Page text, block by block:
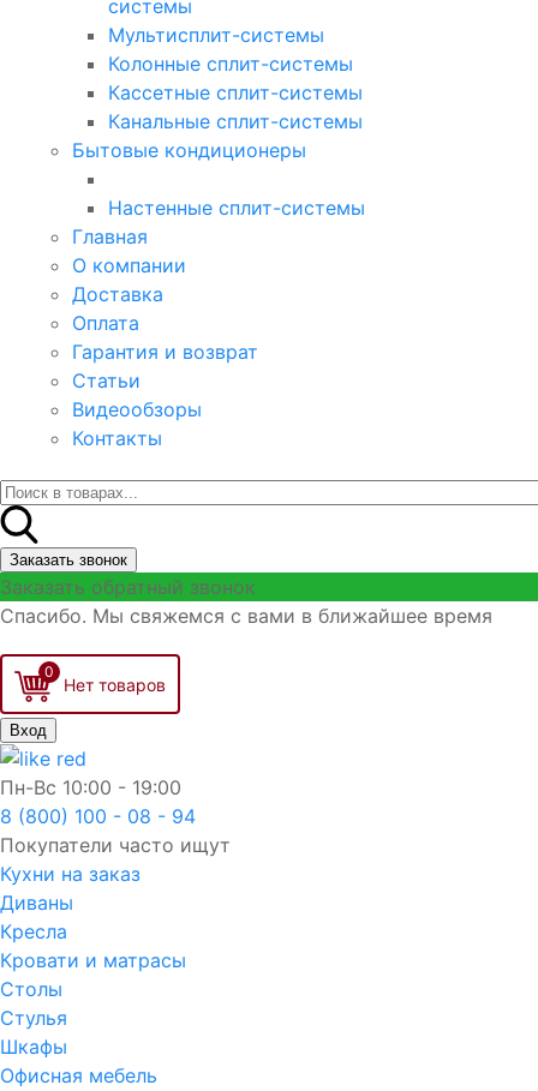
системы
Мультисплит-системы
Колонные сплит-системы
Кассетные сплит-системы
Канальные сплит-системы
Бытовые кондиционеры
Настенные сплит-системы
Главная
О компании
Доставка
Оплата
Гарантия и возврат
Статьи
Видеообзоры
Контакты
Заказать звонок
Заказать обратный звонок
Спасибо. Мы свяжемся с вами в ближайшее время
0
Вход
Пн-Вс 10:00 - 19:00
8 (800) 100 - 08 - 94
Покупатели часто ищут
Кухни на заказ
Диваны
Кресла
Кровати и матрасы
Столы
Стулья
Шкафы
Офисная мебель